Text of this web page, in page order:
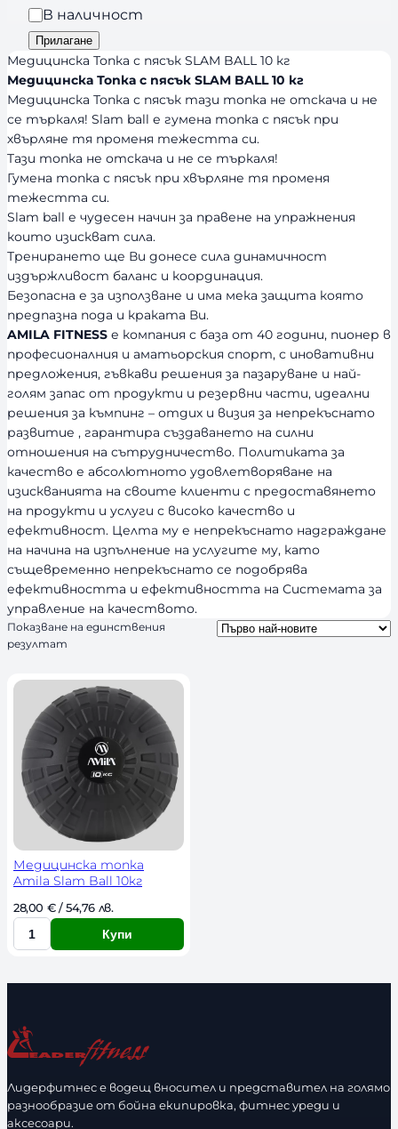
и
я
n
d
s
Н
а
л
и
ч
н
о
т
В наличност
Прилагане
Медицинска Топка с пясък SLAM BALL 10 кг
Медицинска Топка с пясък SLAM BALL 10 кг
Медицинска Топка с пясък тази топка не отскача и не
се търкаля! Slam ball е гумена топка с пясък при
хвърляне тя променя тежестта си.
Tази топка не отскача и не се търкаля!
Гумена топка с пясък при хвърляне тя променя
тежестта си.
Slam ball е чудесен начин за правене на упражнения
които изискват сила.
Тренирането ще Ви донесе сила динамичност
издържливост баланс и координация.
Безопасна е за използване и има мека защита която
предпазна пода и краката Ви.
AMILA FITNESS е компания с база от 40 години, пионер в
професионалния и аматьорския спорт, с иновативни
предложения, гъвкави решения за пазаруване и най-
голям запас от продукти и резервни части, идеални
решения за къмпинг – отдих и визия за непрекъснато
развитие , гарантира създаването на силни
отношения на сътрудничество. Политиката за
качество е абсолютното удовлетворяване на
изискванията на своите клиенти с предоставянето
на продукти и услуги с високо качество и
ефективност. Целта му е непрекъснато надграждане
на начина на изпълнение на услугите му, като
същевременно непрекъснато се подобрява
ефективността и ефективността на Системата за
управление на качеството.
Показване на единствения
резултат
Медицинска топка
Amila Slam Ball 10кг
28,00 € / 54,76 лв.
К
л
ч
е
т
в
Купи
Лидерфитнес е водещ вносител и представител на голямо
разнообразие от бойна екипировка, фитнес уреди и
аксесоари.